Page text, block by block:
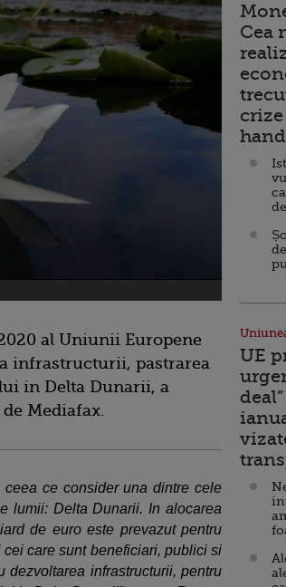
al Uniunii Europene
infrastructurii, pastrarea
in Delta Dunarii, a
Mediafax.
ce consider una dintre cele
lumii: Delta Dunarii. In alocarea
de euro este prevazut pentru
care sunt beneficiari, publici si
infrastructurii, pentru
Cea
UE